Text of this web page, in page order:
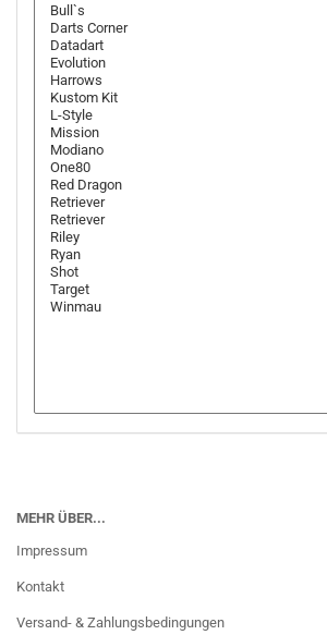
MEHR ÜBER...
Impressum
Kontakt
Versand- & Zahlungsbedingungen